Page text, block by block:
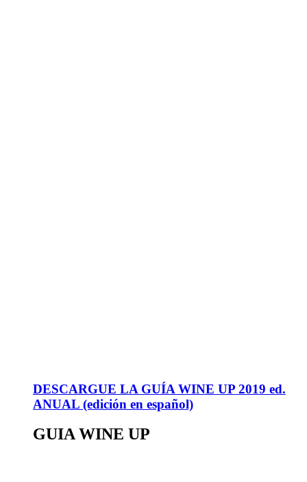
DESCARGUE LA GUÍA WINE UP 2019 ed.
ANUAL (edición en español)
GUIA WINE UP